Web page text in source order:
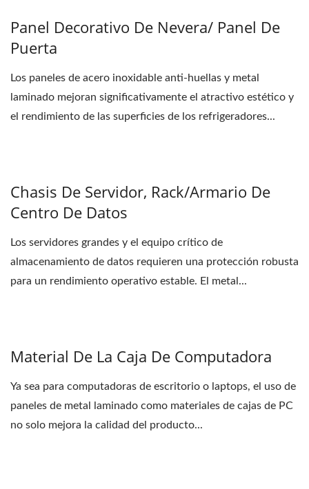
Panel Decorativo De Nevera/ Panel De
Puerta
Los paneles de acero inoxidable anti-huellas y metal
laminado mejoran significativamente el atractivo estético y
el rendimiento de las superficies de los refrigeradores...
Chasis De Servidor, Rack/armario De
Centro De Datos
Los servidores grandes y el equipo crítico de
almacenamiento de datos requieren una protección robusta
para un rendimiento operativo estable. El metal...
Material De La Caja De Computadora
Ya sea para computadoras de escritorio o laptops, el uso de
paneles de metal laminado como materiales de cajas de PC
no solo mejora la calidad del producto...